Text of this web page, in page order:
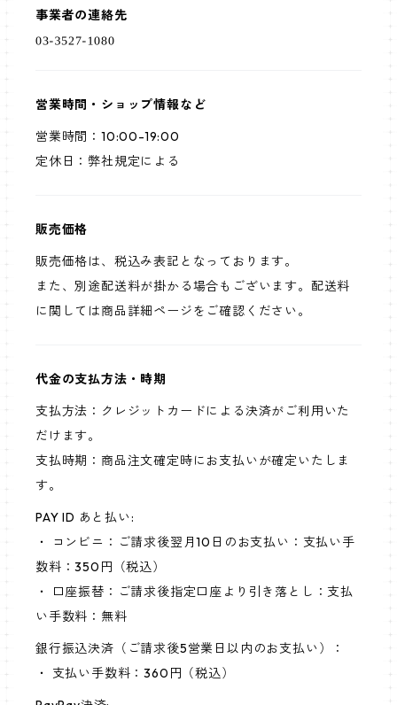
事業者の連絡先
営業時間・ショップ情報など
営業時間：10:00-19:00
定休日：弊社規定による
販売価格
販売価格は、税込み表記となっております。
また、別途配送料が掛かる場合もございます。配送料
に関しては商品詳細ページをご確認ください。
代金の支払方法・時期
支払方法：クレジットカードによる決済がご利用いた
だけます。
支払時期：商品注文確定時にお支払いが確定いたしま
す。
PAY ID あと払い:
・ コンビニ：ご請求後翌月10日のお支払い：支払い手
数料：350円（税込）
・ 口座振替：ご請求後指定口座より引き落とし：支払
い手数料：無料
銀行振込決済（ご請求後5営業日以内のお支払い）：
・ 支払い手数料：360円（税込）